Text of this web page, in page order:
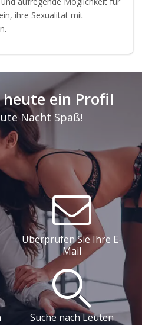
ihre Sexualität mit
ein Profil
Nacht Spaß!
Überprüfen Sie Ihre E-
Mail
Suche nach Leuten